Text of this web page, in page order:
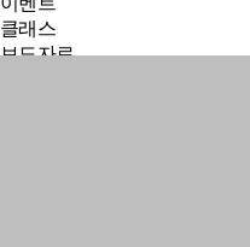
클래스
보도자료